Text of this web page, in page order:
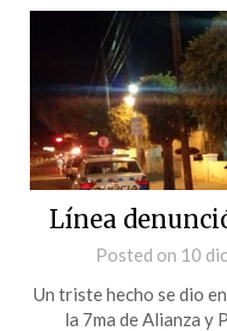
Línea
Posted on 10
Un triste hecho se dio
la 7ma de Alianza y